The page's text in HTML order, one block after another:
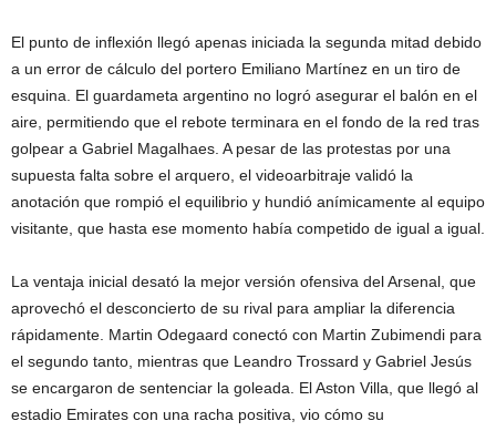
El punto de inflexión llegó apenas iniciada la segunda mitad debido
a un error de cálculo del portero Emiliano Martínez en un tiro de
esquina. El guardameta argentino no logró asegurar el balón en el
aire, permitiendo que el rebote terminara en el fondo de la red tras
golpear a Gabriel Magalhaes. A pesar de las protestas por una
supuesta falta sobre el arquero, el videoarbitraje validó la
anotación que rompió el equilibrio y hundió anímicamente al equipo
visitante, que hasta ese momento había competido de igual a igual.
La ventaja inicial desató la mejor versión ofensiva del Arsenal, que
aprovechó el desconcierto de su rival para ampliar la diferencia
rápidamente. Martin Odegaard conectó con Martin Zubimendi para
el segundo tanto, mientras que Leandro Trossard y Gabriel Jesús
se encargaron de sentenciar la goleada. El Aston Villa, que llegó al
estadio Emirates con una racha positiva, vio cómo su